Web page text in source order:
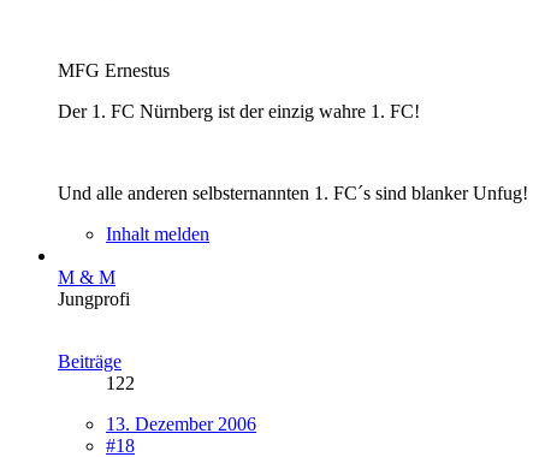
MFG Ernestus
Der 1. FC Nürnberg ist der einzig wahre 1. FC!
Und alle anderen selbsternannten 1. FC´s sind blanker Unfug!
Inhalt melden
M & M
Jungprofi
Beiträge
122
13. Dezember 2006
#18